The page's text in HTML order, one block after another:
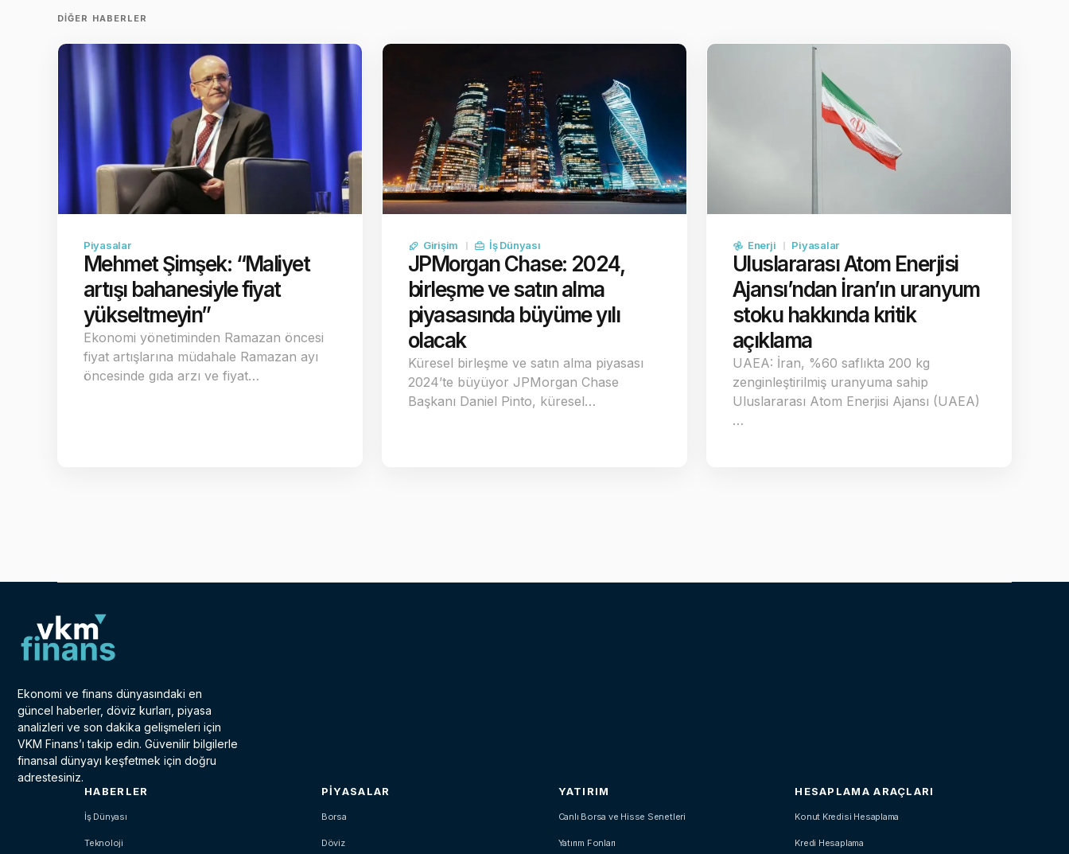
DIĞER HABERLER
Piyasalar
Mehmet Şimşek: “Maliyet
artışı bahanesiyle fiyat
yükseltmeyin”
Ekonomi yönetiminden Ramazan öncesi
fiyat artışlarına müdahale Ramazan ayı
öncesinde gıda arzı ve fiyat…
Girişim İş Dünyası
JPMorgan Chase: 2024,
birleşme ve satın alma
piyasasında büyüme yılı
olacak
Küresel birleşme ve satın alma piyasası
2024’te büyüyor JPMorgan Chase
Başkanı Daniel Pinto, küresel…
Enerji Piyasalar
Uluslararası Atom Enerjisi
Ajansı’ndan İran’ın uranyum
stoku hakkında kritik
açıklama
UAEA: İran, %60 saflıkta 200 kg
zenginleştirilmiş uranyuma sahip
Uluslararası Atom Enerjisi Ajansı (UAEA)
…
Ekonomi ve finans dünyasındaki en
güncel haberler, döviz kurları, piyasa
analizleri ve son dakika gelişmeleri için
VKM Finans’ı takip edin. Güvenilir bilgilerle
finansal dünyayı keşfetmek için doğru
adrestesiniz.
HABERLER
İş Dünyası
Teknoloji
PIYASALAR
Borsa
Döviz
YATIRIM
Canlı Borsa ve Hisse Senetleri
Yatırım Fonları
HESAPLAMA ARAÇLARI
Konut Kredisi Hesaplama
Kredi Hesaplama